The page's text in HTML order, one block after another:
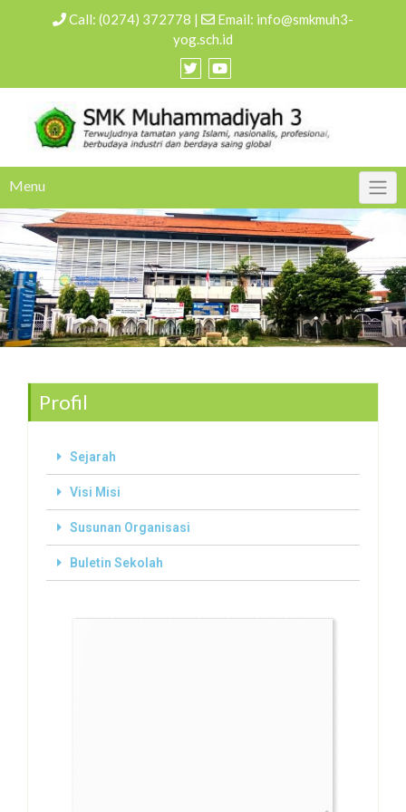
Call: (0274) 372778 | Email: info@smkmuh3-
yog.sch.id
Menu
Profil
Sejarah
Visi Misi
Susunan Organisasi
Buletin Sekolah